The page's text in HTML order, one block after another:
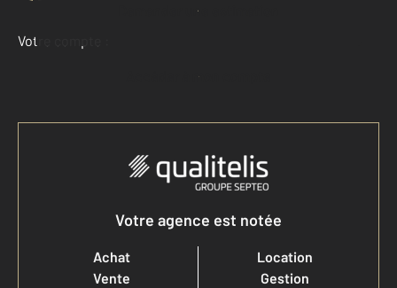
Demander une estimation
Votre compte :
Accéder à mon compte
Votre agence est notée
Achat
Vente
Location
Gestion